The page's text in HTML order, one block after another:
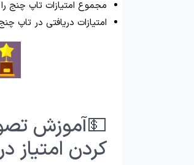
مجموع امتیازات تاپ چنج
امتیازات دریافتی در تاپ
💵آموزش
کردن امتیاز